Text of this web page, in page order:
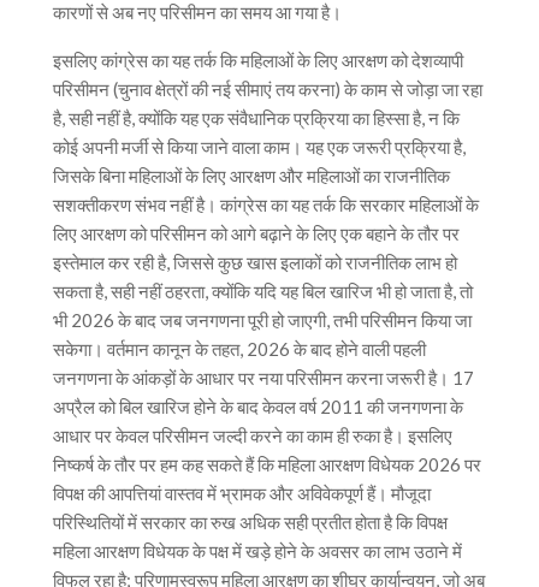
कारणों से अब नए परिसीमन का समय आ गया है।
इसलिए कांग्रेस का यह तर्क कि महिलाओं के लिए आरक्षण को देशव्यापी
परिसीमन (चुनाव क्षेत्रों की नई सीमाएं तय करना) के काम से जोड़ा जा रहा
है, सही नहीं है, क्योंकि यह एक संवैधानिक प्रक्रिया का हिस्सा है, न कि
कोई अपनी मर्जी से किया जाने वाला काम। यह एक जरूरी प्रक्रिया है,
जिसके बिना महिलाओं के लिए आरक्षण और महिलाओं का राजनीतिक
सशक्तीकरण संभव नहीं है। कांग्रेस का यह तर्क कि सरकार महिलाओं के
लिए आरक्षण को परिसीमन को आगे बढ़ाने के लिए एक बहाने के तौर पर
इस्तेमाल कर रही है, जिससे कुछ खास इलाकों को राजनीतिक लाभ हो
सकता है, सही नहीं ठहरता, क्योंकि यदि यह बिल खारिज भी हो जाता है, तो
भी 2026 के बाद जब जनगणना पूरी हो जाएगी, तभी परिसीमन किया जा
सकेगा। वर्तमान कानून के तहत, 2026 के बाद होने वाली पहली
जनगणना के आंकड़ों के आधार पर नया परिसीमन करना जरूरी है। 17
अप्रैल को बिल खारिज होने के बाद केवल वर्ष 2011 की जनगणना के
आधार पर केवल परिसीमन जल्दी करने का काम ही रुका है। इसलिए
निष्कर्ष के तौर पर हम कह सकते हैं कि महिला आरक्षण विधेयक 2026 पर
विपक्ष की आपत्तियां वास्तव में भ्रामक और अविवेकपूर्ण हैं। मौजूदा
परिस्थितियों में सरकार का रुख अधिक सही प्रतीत होता है कि विपक्ष
महिला आरक्षण विधेयक के पक्ष में खड़े होने के अवसर का लाभ उठाने में
विफल रहा है; परिणामस्वरूप महिला आरक्षण का शीघ्र कार्यान्वयन, जो अब